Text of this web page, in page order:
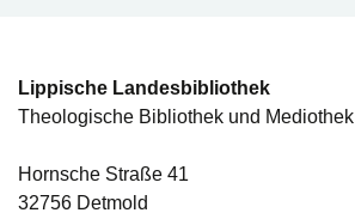
Lippische Landesbibliothek
Theologische Bibliothek und Mediothek
Hornsche Straße 41
32756 Detmold